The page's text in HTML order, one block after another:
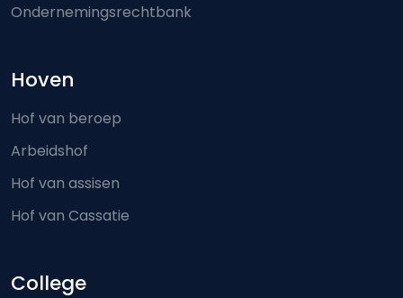
Ondernemingsrechtbank
Hoven
Hof van beroep
Arbeidshof
Hof van assisen
Hof van Cassatie
College